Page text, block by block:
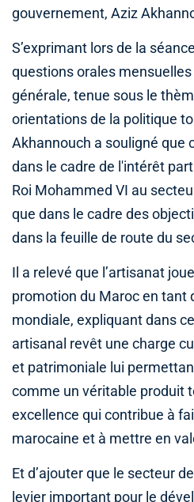
gouvernement, Aziz
S’exprimant lors de la
questions orales
générale, tenue sous le
orientations de la politique
Akhannouch a souligné que
dans le cadre de l'intérêt
Roi Mohammed VI au
que dans le cadre des
dans la feuille de route du
Il a relevé que l’artisanat
promotion du Maroc en tant
mondiale, expliquant dans
artisanal revêt une charge
et patrimoniale lui
comme un véritable produit
excellence qui contribue à
marocaine et à mettre en
Et d’ajouter que le secteur
levier important pour le